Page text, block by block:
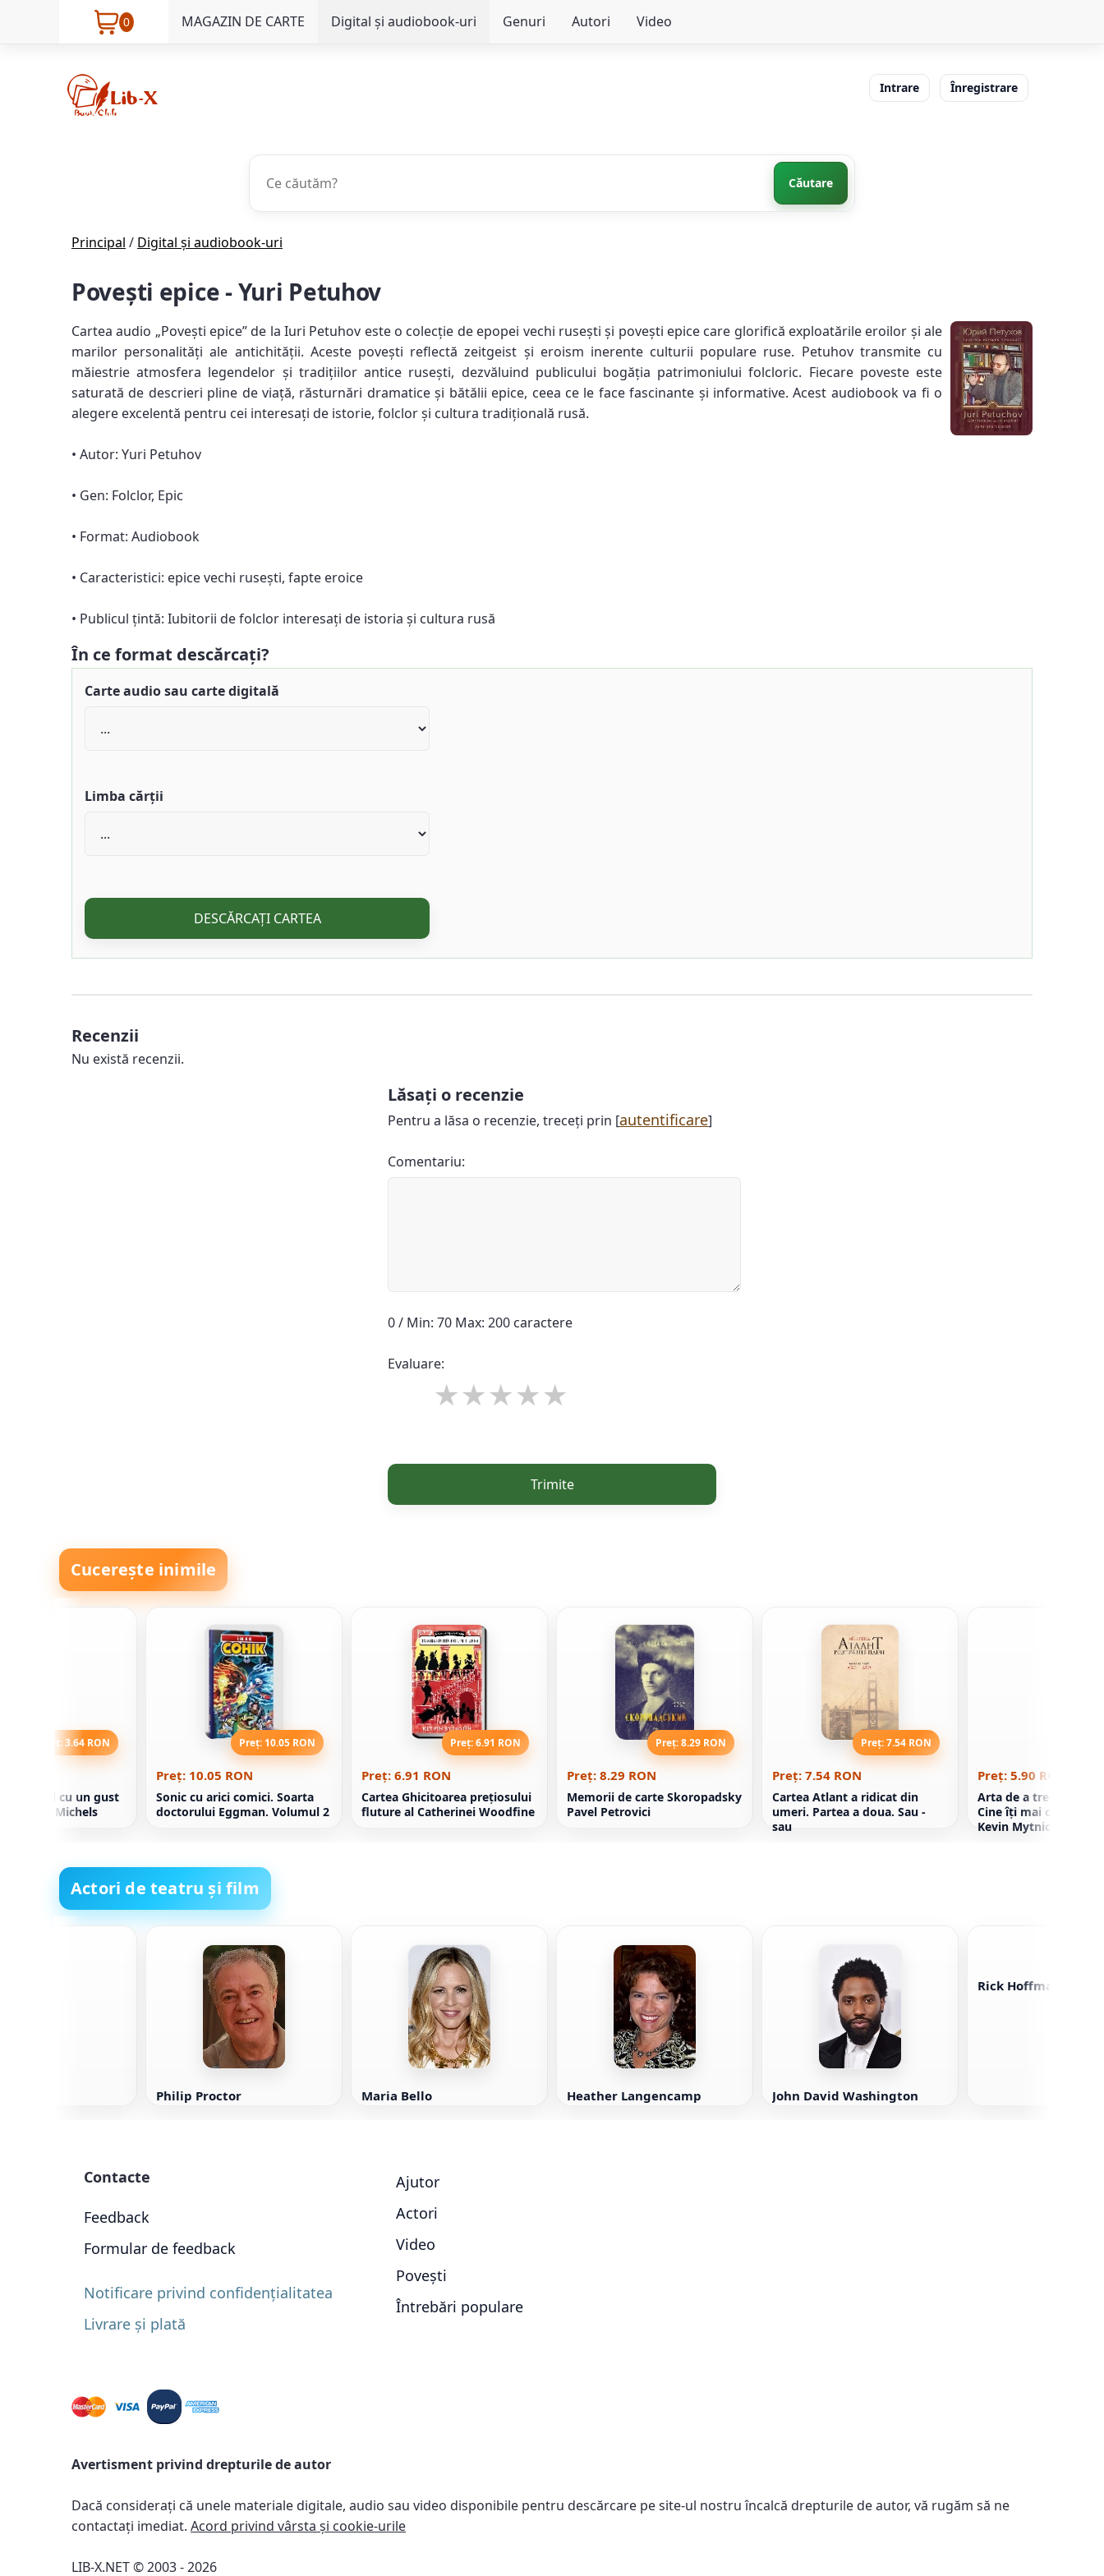
0 MAGAZIN DE CARTE Digital și audiobook-uri Genuri Autori Video
Intrare Înregistrare
Căutare
Principal / Digital și audiobook-uri
Povești epice - Yuri Petuhov
Cartea audio „Povești epice” de la Iuri Petuhov este o colecție de epopei vechi rusești și povești epice care glorifică exploatările eroilor și ale
marilor personalități ale antichității. Aceste povești reflectă zeitgeist și eroism inerente culturii populare ruse. Petuhov transmite cu
măiestrie atmosfera legendelor și tradițiilor antice rusești, dezvăluind publicului bogăția patrimoniului folcloric. Fiecare poveste este
saturată de descrieri pline de viață, răsturnări dramatice și bătălii epice, ceea ce le face fascinante și informative. Acest audiobook va fi o
alegere excelentă pentru cei interesați de istorie, folclor și cultura tradițională rusă.
• Autor: Yuri Petuhov
• Gen: Folclor, Epic
• Format: Audiobook
• Caracteristici: epice vechi rusești, fapte eroice
• Publicul țintă: Iubitorii de folclor interesați de istoria și cultura rusă
În ce format descărcați?
Carte audio sau carte digitală
Limba cărții
DESCĂRCAȚI CARTEA
Recenzii
Nu există recenzii.
Lăsați o recenzie
Pentru a lăsa o recenzie, treceți prin [autentificare]
Comentariu:
0 / Min: 70 Max: 200 caractere
Evaluare:
Trimite
Cucerește inimile
Preț: 3.64 RON
adevărul cu un gust
Michels
Preț: 10.05 RON
Preț: 10.05 RON
Sonic cu arici comici. Soarta
doctorului Eggman. Volumul 2
Preț: 6.91 RON
Preț: 6.91 RON
Cartea Ghicitoarea preţiosului
fluture al Catherinei Woodfine
Preț: 8.29 RON
Preț: 8.29 RON
Memorii de carte Skoropadsky
Pavel Petrovici
Preț: 7.54 RON
Preț: 7.54 RON
Cartea Atlant a ridicat din
umeri. Partea a doua. Sau -
sau
Preț: 5.90 RON
Arta de a trece
Cine îţi mai citeşte e-
Kevin Mytnick
Actori de teatru și film
Philip Proctor Maria Bello Heather Langencamp John David Washington
Rick Hoffman
Contacte
Feedback
Formular de feedback
Notificare privind confidențialitatea
Livrare și plată
Ajutor
Actori
Video
Povești
Întrebări populare
Avertisment privind drepturile de autor
Dacă considerați că unele materiale digitale, audio sau video disponibile pentru descărcare pe site-ul nostru încalcă drepturile de autor, vă rugăm să ne
contactați imediat. Acord privind vârsta și cookie-urile
LIB-X.NET © 2003 - 2026